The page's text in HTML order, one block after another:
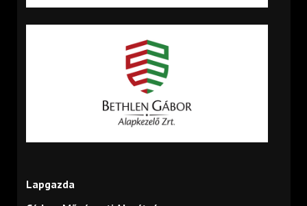
Lapgazda